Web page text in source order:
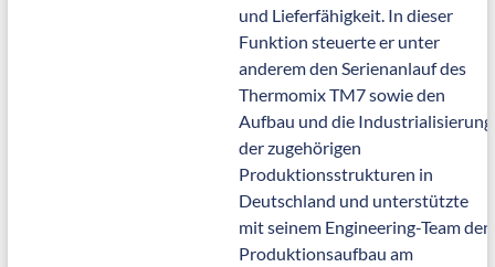
und Lieferfähigkeit. In dieser
Funktion steuerte er unter
anderem den Serienanlauf des
Thermomix TM7 sowie den
Aufbau und die Industrialisierung
der zugehörigen
Produktionsstrukturen in
Deutschland und unterstützte
mit seinem Engineering-Team den
Produktionsaufbau am